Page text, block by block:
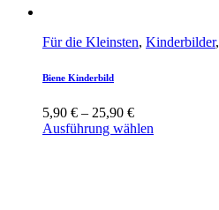
Für die Kleinsten, Kinderbilder,
Biene Kinderbild
5,90 € – 25,90 €
Ausführung wählen